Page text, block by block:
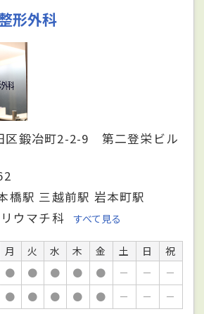
形外科
区鍛冶町2-2-9 第二登栄ビル
橋駅 三越前駅 岩本町駅
リウマチ科 すべて見る
月 火 水 木 金 土 日
祝
● ● ● ● ● － －
－
● ● ● ● ● － －
－